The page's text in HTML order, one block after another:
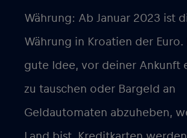
Währung: Ab Januar 2023 ist
Währung in Kroatien der Euro.
gute Idee, vor deiner Ankunft
zu tauschen oder Bargeld an
Geldautomaten abzuheben,